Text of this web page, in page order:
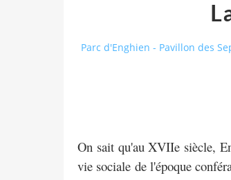
Parc d'Enghien - Pavillon des
On sait qu'au XVIIe siècle,
vie sociale de l'époque